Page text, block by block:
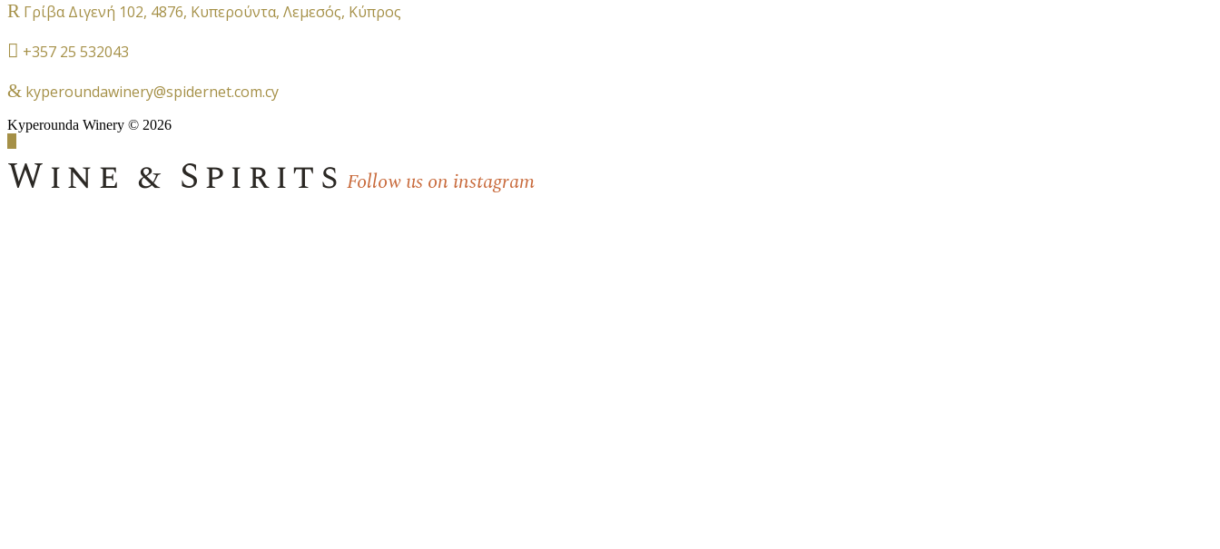
Γρίβα Διγενή 102, 4876, Κυπερούντα, Λεμεσός, Κύπρος
+357 25 532043
kyperoundawinery@spidernet.com.cy
Kyperounda Winery © 2026
Wine & Spirits Follow us on instagram